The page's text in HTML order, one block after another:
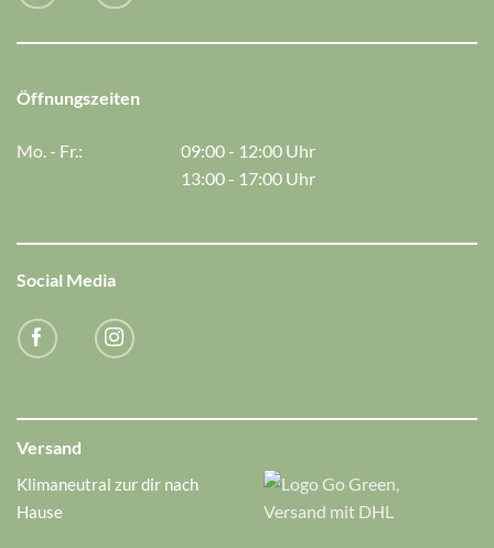
Öffnungszeiten
Mo. - Fr.:
09:00 - 12:00 Uhr
13:00 - 17:00 Uhr
Social Media
Versand
Klimaneutral zur dir nach
Hause